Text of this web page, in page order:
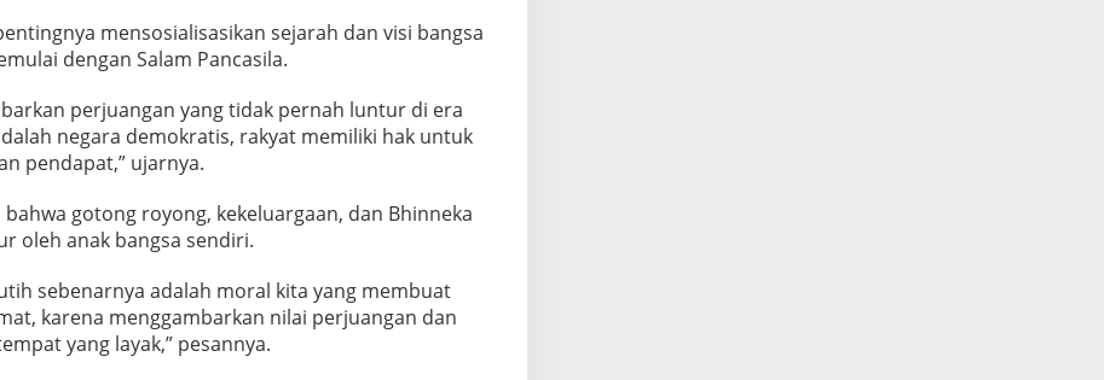
mensosialisasikan sejarah dan visi bangsa
dengan Salam Pancasila.
perjuangan yang tidak pernah luntur di era
negara demokratis, rakyat memiliki hak untuk
pendapat,” ujarnya.
gotong royong, kekeluargaan, dan Bhinneka
oleh anak bangsa sendiri.
sebenarnya adalah moral kita yang membuat
karena menggambarkan nilai perjuangan dan
yang layak,” pesannya.